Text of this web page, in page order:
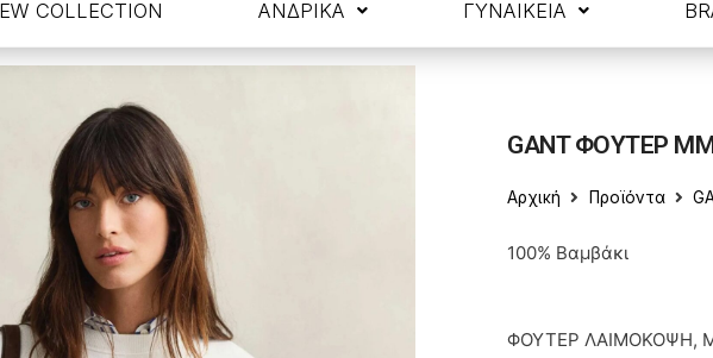
COLLECTION ΑΝΔΡΙΚΑ ΓΥΝΑΙΚΕΙΑ
GANT ΦΟΥΤΕΡ ΜΜ
Αρχική Προϊόντα
100% Βαμβάκι
ΦΟΥΤΕΡ ΛΑΙΜΟΚΟΨΗ,